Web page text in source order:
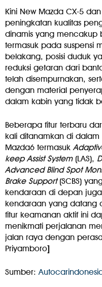
Kini New Mazda CX-5
peningkatan kualitas
dinamis yang
termasuk pada suspensi
belakang, posisi duduk
reduksi getaran dari
telah disempurnakan,
dengan material
dalam kabin yang tidak
Beberapa fitur terbaru
kali ditanamkan di dalam
Mazda6 termasuk
keep Assist System(LAS),
Advanced Blind Spot
Brake Support(SCBS)
kendaraan di depan juga
kendaraan yang datang
fitur keamanan aktif ini
menikmati perjalanan
jalan raya dengan
Priyamboro]
Sumber: